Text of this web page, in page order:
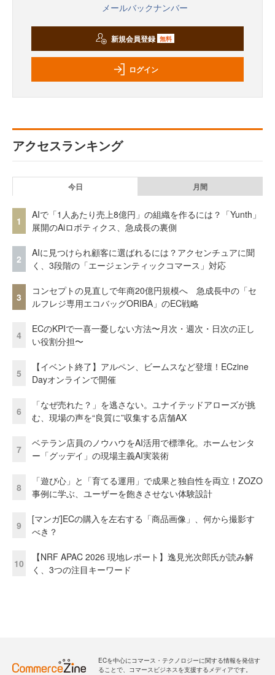
メールバックナンバー
新規会員登録 無料
ログイン
アクセスランキング
今日 月間
1
AIで「1人あたり売上8億円」の組織を作るには？「Yunth」
展開のAiロボティクス、急成長の裏側
2
AIに見つけられ顧客に選ばれるには？アクセンチュアに聞
く、3段階の「エージェンティックコマース」対応
3
コンセプトの見直しで年商20億円規模へ 急成長中の「セ
ルフレジ専用エコバッグORIBA」のEC戦略
4
ECのKPIで一喜一憂しない方法〜月次・週次・日次の正し
い役割分担〜
5
【イベント終了】アルペン、ビームスなど登壇！ECzine
Dayオンラインで開催
6
「なぜ売れた？」を逃さない。ユナイテッドアローズが挑
む、現場の声を“良質に”収集する店舗AX
7
ベテラン店員のノウハウをAI活用で標準化。ホームセンタ
ー「グッデイ」の現場主義AI実装術
8
「遊び心」と「育てる運用」で成果と独自性を両立！ZOZO
事例に学ぶ、ユーザーを飽きさせない体験設計
9
[マンガ]ECの購入を左右する「商品画像」、何から撮影す
べき？
10
【NRF APAC 2026 現地レポート】逸見光次郎氏が読み解
く、3つの注目キーワード
ECを中心にコマース・テクノロジーに関する情報を発信す
ることで、コマースビジネスを支援するメディアです。